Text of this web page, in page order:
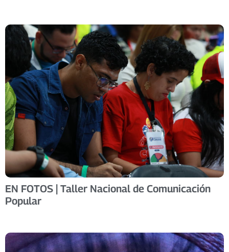
EN FOTOS | Taller Nacional de Comunicación
Popular